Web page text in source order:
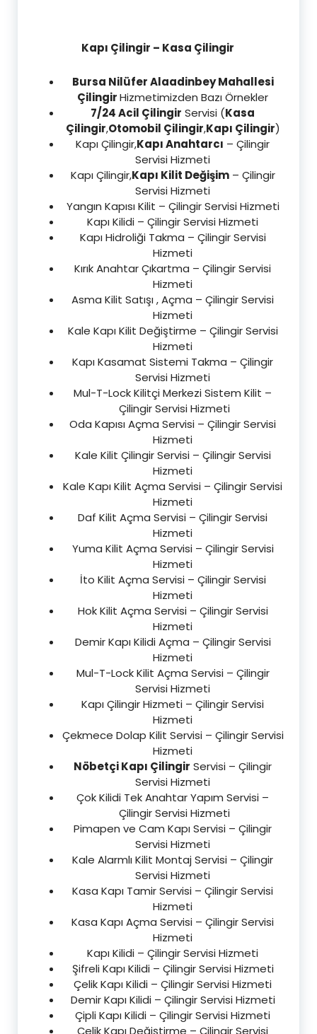
Kapı Çilingir – Kasa Çilingir
Bursa Nilüfer Alaadinbey Mahallesi
ÇilingirHizmetimizden Bazı Örnekler
7/24 Acil Çilingir Servisi (Kasa
Çilingir,Otomobil Çilingir,Kapı Çilingir)
Kapı Çilingir,Kapı Anahtarcı – Çilingir
Servisi Hizmeti
Kapı Çilingir,Kapı Kilit Değişim– Çilingir
Servisi Hizmeti
Yangın Kapısı Kilit – Çilingir Servisi Hizmeti
Kapı Kilidi – Çilingir Servisi Hizmeti
Kapı Hidroliği Takma – Çilingir Servisi
Hizmeti
Kırık Anahtar Çıkartma – Çilingir Servisi
Hizmeti
Asma Kilit Satışı , Açma – Çilingir Servisi
Hizmeti
Kale Kapı Kilit Değiştirme – Çilingir Servisi
Hizmeti
Kapı Kasamat Sistemi Takma – Çilingir
Servisi Hizmeti
Mul-T-Lock Kilitçi Merkezi Sistem Kilit –
Çilingir Servisi Hizmeti
Oda Kapısı Açma Servisi – Çilingir Servisi
Hizmeti
Kale Kilit Çilingir Servisi – Çilingir Servisi
Hizmeti
Kale Kapı Kilit Açma Servisi – Çilingir Servisi
Hizmeti
Daf Kilit Açma Servisi – Çilingir Servisi
Hizmeti
Yuma Kilit Açma Servisi – Çilingir Servisi
Hizmeti
İto Kilit Açma Servisi – Çilingir Servisi
Hizmeti
Hok Kilit Açma Servisi – Çilingir Servisi
Hizmeti
Demir Kapı Kilidi Açma – Çilingir Servisi
Hizmeti
Mul-T-Lock Kilit Açma Servisi – Çilingir
Servisi Hizmeti
Kapı Çilingir Hizmeti – Çilingir Servisi
Hizmeti
Çekmece Dolap Kilit Servisi – Çilingir Servisi
Hizmeti
Nöbetçi Kapı Çilingir Servisi – Çilingir
Servisi Hizmeti
Çok Kilidi Tek Anahtar Yapım Servisi –
Çilingir Servisi Hizmeti
Pimapen ve Cam Kapı Servisi – Çilingir
Servisi Hizmeti
Kale Alarmlı Kilit Montaj Servisi – Çilingir
Servisi Hizmeti
Kasa Kapı Tamir Servisi – Çilingir Servisi
Hizmeti
Kasa Kapı Açma Servisi – Çilingir Servisi
Hizmeti
Kapı Kilidi – Çilingir Servisi Hizmeti
Şifreli Kapı Kilidi – Çilingir Servisi Hizmeti
Çelik Kapı Kilidi – Çilingir Servisi Hizmeti
Demir Kapı Kilidi – Çilingir Servisi Hizmeti
Çipli Kapı Kilidi – Çilingir Servisi Hizmeti